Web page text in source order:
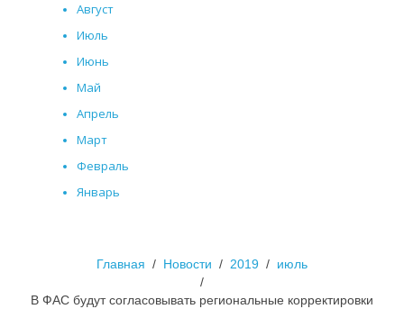
Август
Июль
Июнь
Май
Апрель
Март
Февраль
Январь
Главная Новости 2019 июль
В ФАС будут согласовывать региональные корректировки